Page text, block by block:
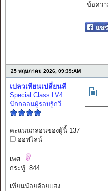
ข้อคว
25 พฤษภาคม 2026, 09:39:AM
เปลวเทียนเปลี่ยนสี
Special Class LV4
นักกลอนผู้รอบรู้กวี
คะแนนกลอนของผู้นี้ 137
ออฟไลน์
เพศ:
กระทู้: 844
เทียนน้อยด้อยแสง